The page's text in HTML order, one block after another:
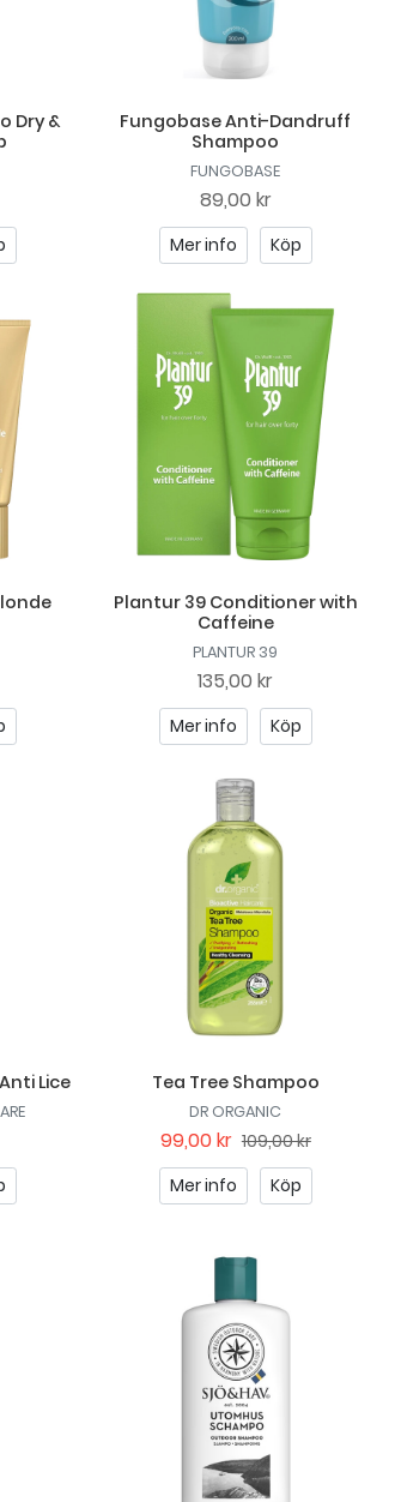
Dry &
Fungobase Anti-Dandruff
Shampoo
FUNGOBASE
89,00 kr
Mer info Köp
Plantur 39 Conditioner with
Caffeine
PLANTUR 39
135,00 kr
Mer info Köp
Lice Tea Tree Shampoo
DR ORGANIC
99,00 kr 109,00 kr
Mer info
Köp